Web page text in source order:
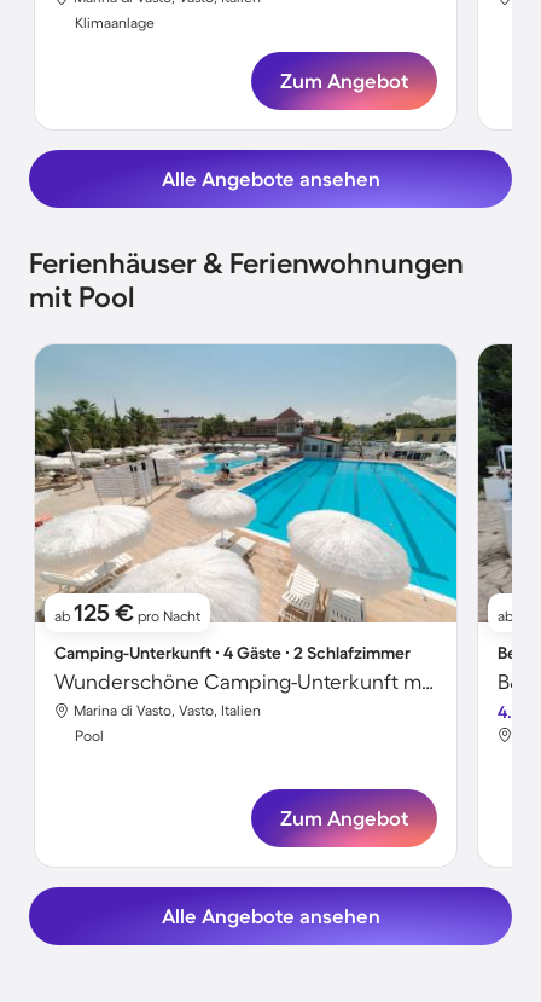
Klimaanlage
Zum Angebot
Alle Angebote ansehen
Ferienhäuser & Ferienwohnungen
mit Pool
ab 125 € pro Nacht
Camping-Unterkunft ∙ 4 Gäste ∙ 2 Schlafzimmer
Wunderschöne Camping-Unterkunft mit Garten, Terrasse und Pool | Nah am Strand
Marina di Vasto, Vasto, Italien
Pool
Zum Angebot
ab
Bed
4.5
Alle Angebote ansehen